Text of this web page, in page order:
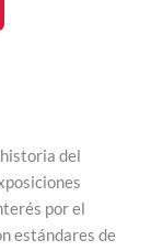
del
por el
estándares de